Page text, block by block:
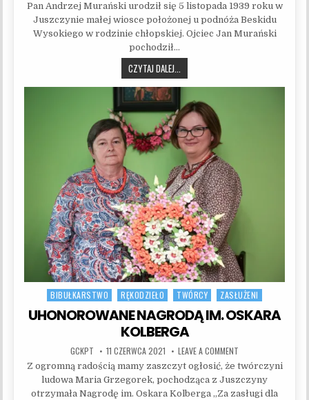
Pan Andrzej Murański urodził się 5 listopada 1939 roku w
Juszczynie małej wiosce położonej u podnóża Beskidu
Wysokiego w rodzinie chłopskiej. Ojciec Jan Murański
pochodził…
CZYTAJ DALEJ...
Posted in
BIBUŁKARSTWO RĘKODZIEŁO TWÓRCY ZASŁUŻENI
UHONOROWANE NAGRODĄ IM. OSKARA
KOLBERGA
AUTHOR:
GCKPT PUBLISHED DATE:
11 CZERWCA 2021 LEAVE A COMMENT
Z ogromną radością mamy zaszczyt ogłosić, że twórczyni
ludowa Maria Grzegorek, pochodząca z Juszczyny
otrzymała Nagrodę im. Oskara Kolberga „Za zasługi dla